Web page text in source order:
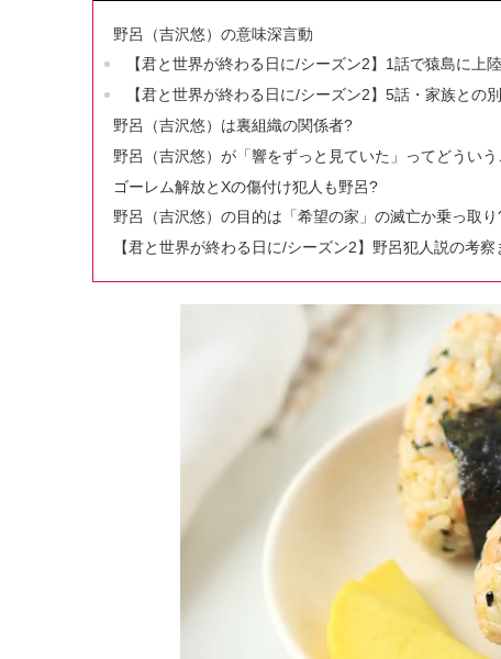
野呂（吉沢悠）の意味深言動
【君と世界が終わる日に/シーズン2】1話で猿島に上陸
【君と世界が終わる日に/シーズン2】5話・家族との
野呂（吉沢悠）は裏組織の関係者?
野呂（吉沢悠）が「響をずっと見ていた」ってどうい
ゴーレム解放とXの傷付け犯人も野呂?
野呂（吉沢悠）の目的は「希望の家」の滅亡か乗っ取り
【君と世界が終わる日に/シーズン2】野呂犯人説の考察